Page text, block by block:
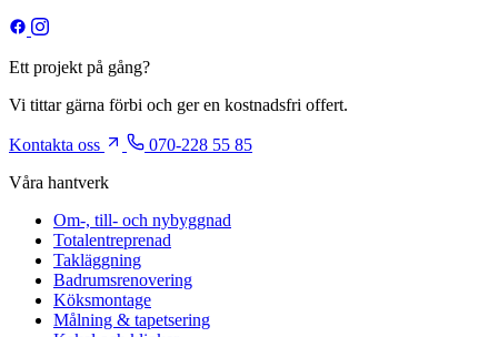
Ett projekt på gång?
Vi tittar gärna förbi och ger en kostnadsfri offert.
Kontakta oss
070-228 55 85
Våra hantverk
Om-, till- och nybyggnad
Totalentreprenad
Takläggning
Badrumsrenovering
Köksmontage
Målning & tapetsering